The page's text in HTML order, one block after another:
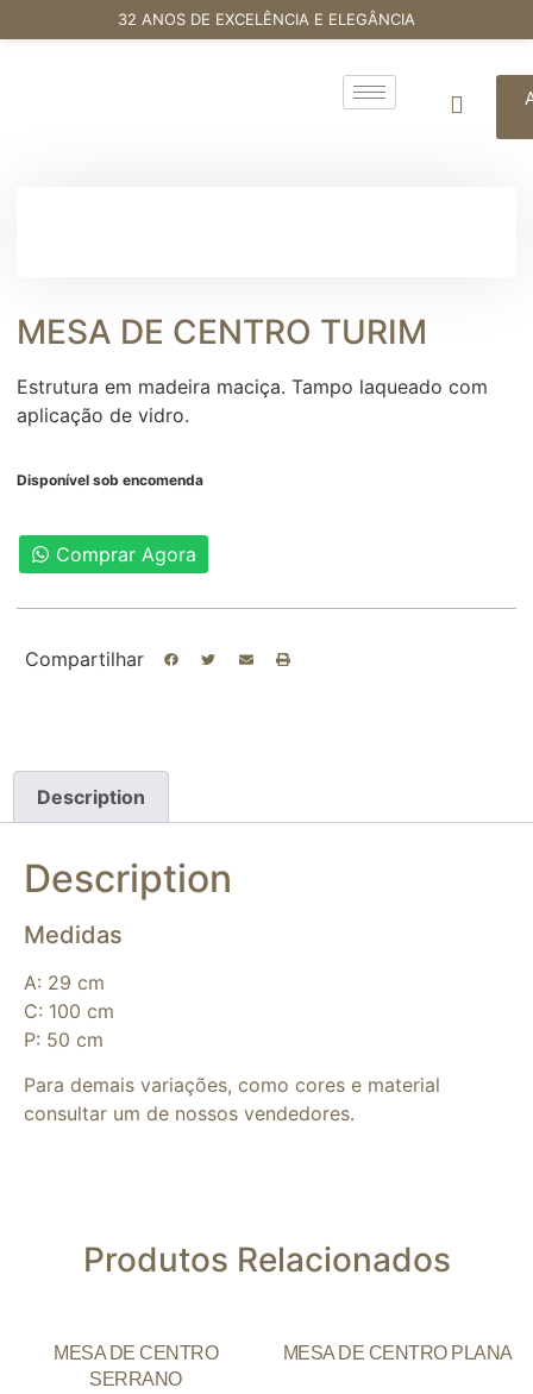
32 ANOS DE EXCELÊNCIA E ELEGÂNCIA
MESA DE CENTRO TURIM
Estrutura em madeira maciça. Tampo laqueado com
aplicação de vidro.
Disponível sob encomenda
Comprar Agora
Compartilhar
Description
Description
Medidas
A: 29 cm
C: 100 cm
P: 50 cm
Para demais variações, como cores e material
consultar um de nossos vendedores.
Produtos Relacionados
MESA DE CENTRO
SERRANO
MESA DE CENTRO PLANA